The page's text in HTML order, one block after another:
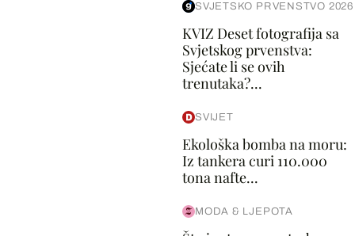
SVJETSKO PRVENSTVO 2026
KVIZ Deset fotografija sa
Svjetskog prvenstva:
Sjećate li se ovih
trenutaka?...
SVIJET
Ekološka bomba na moru:
Iz tankera curi 110.000
tona nafte...
MODA & LJEPOTA